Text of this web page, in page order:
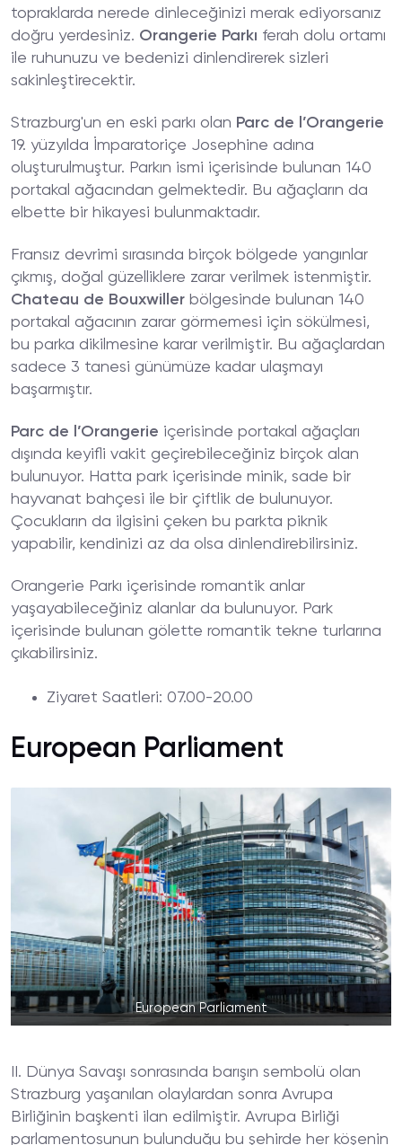
topraklarda nerede dinleceğinizi merak ediyorsanız
doğru yerdesiniz. Orangerie Parkı ferah dolu ortamı
ile ruhunuzu ve bedenizi dinlendirerek sizleri
sakinleştirecektir.
Strazburg'un en eski parkı olan Parc de l’Orangerie
19. yüzyılda İmparatoriçe Josephine adına
oluşturulmuştur. Parkın ismi içerisinde bulunan 140
portakal ağacından gelmektedir. Bu ağaçların da
elbette bir hikayesi bulunmaktadır.
Fransız devrimi sırasında birçok bölgede yangınlar
çıkmış, doğal güzelliklere zarar verilmek istenmiştir.
Chateau de Bouxwiller bölgesinde bulunan 140
portakal ağacının zarar görmemesi için sökülmesi,
bu parka dikilmesine karar verilmiştir. Bu ağaçlardan
sadece 3 tanesi günümüze kadar ulaşmayı
başarmıştır.
Parc de l’Orangerie içerisinde portakal ağaçları
dışında keyifli vakit geçirebileceğiniz birçok alan
bulunuyor. Hatta park içerisinde minik, sade bir
hayvanat bahçesi ile bir çiftlik de bulunuyor.
Çocukların da ilgisini çeken bu parkta piknik
yapabilir, kendinizi az da olsa dinlendirebilirsiniz.
Orangerie Parkı içerisinde romantik anlar
yaşayabileceğiniz alanlar da bulunuyor. Park
içerisinde bulunan gölette romantik tekne turlarına
çıkabilirsiniz.
Ziyaret Saatleri: 07.00-20.00
European Parliament
European Parliament
II. Dünya Savaşı sonrasında barışın sembolü olan
Strazburg yaşanılan olaylardan sonra Avrupa
Birliğinin başkenti ilan edilmiştir. Avrupa Birliği
parlamentosunun bulunduğu bu şehirde her köşenin